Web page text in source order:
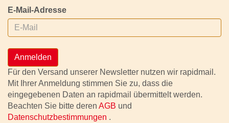
E-Mail-Adresse
Anmelden
Für den Versand unserer Newsletter nutzen wir rapidmail.
Mit Ihrer Anmeldung stimmen Sie zu, dass die
eingegebenen Daten an rapidmail übermittelt werden.
Beachten Sie bitte deren AGB und
Datenschutzbestimmungen .